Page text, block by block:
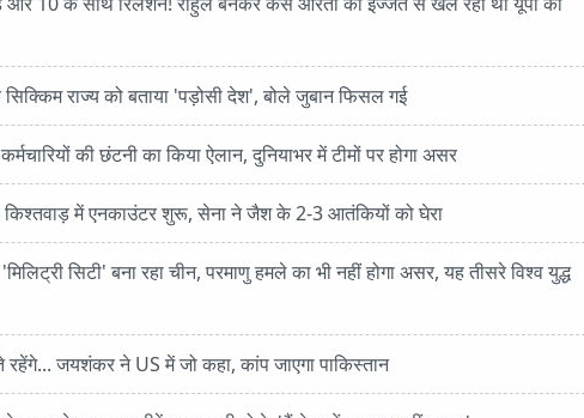
राज्य को बताया 'पड़ोसी देश', बोले जुबान फिसल गई
की छंटनी का किया ऐलान, दुनियाभर में टीमों पर होगा असर
किश्तवाड़ में एनकाउंटर शुरू, सेना ने जैश के 2-3 आतंकियों को घेरा
सिटी' बना रहा चीन, परमाणु हमले का भी नहीं होगा असर, यह तीसरे विश्व युद्ध
जयशंकर ने US में जो कहा, कांप जाएगा पाकिस्तान